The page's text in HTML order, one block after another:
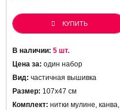
КУПИТЬ
В наличии: 5 шт.
Цена за: один набор
Вид: частичная вышивка
Размер: 107х47 см
Комплект: нитки мулине, канва,